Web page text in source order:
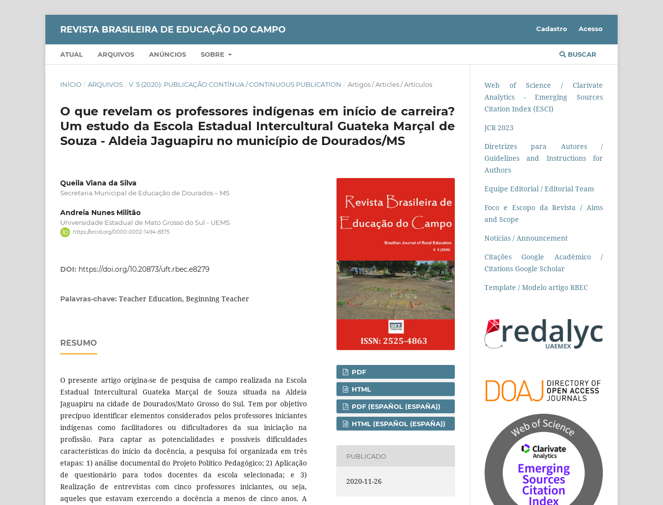
REVISTA BRASILEIRA DE EDUCAÇÃO DO CAMPO
ATUAL ARQUIVOS ANÚNCIOS SOBRE BUSCAR
Cadastro Acesso
INÍCIO / ARQUIVOS / V. 5 (2020): PUBLICAÇÃO CONTÍNUA / CONTINUOUS PUBLICATION / Artigos / Articles / Artículos
O que revelam os professores indígenas em início de carreira?
Um estudo da Escola Estadual Intercultural Guateka Marçal de
Souza - Aldeia Jaguapiru no município de Dourados/MS
Queila Viana da Silva
Secretaria Municipal de Educação de Dourados – MS
Andreia Nunes Militão
Universidade Estadual de Mato Grosso do Sul - UEMS
https://orcid.org/0000-0002-1494-8375
DOI: https://doi.org/10.20873/uft.rbec.e8279
Palavras-chave: Teacher Education, Beginning Teacher
RESUMO
O presente artigo origina-se de pesquisa de campo realizada na Escola
Estadual Intercultural Guateka Marçal de Souza situada na Aldeia
Jaguapiru na cidade de Dourados/Mato Grosso do Sul. Tem por objetivo
precípuo identificar elementos considerados pelos professores iniciantes
indígenas como facilitadores ou dificultadores da sua iniciação na
profissão. Para captar as potencialidades e possíveis dificuldades
características do início da docência, a pesquisa foi organizada em três
etapas: 1) análise documental do Projeto Político Pedagógico; 2) Aplicação
de questionário para todos docentes da escola selecionada; e 3)
Realização de entrevistas com cinco professores iniciantes, ou seja,
aqueles que estavam exercendo a docência a menos de cinco anos. A
PDF
HTML
PDF (ESPAÑOL (ESPAÑA))
HTML (ESPAÑOL (ESPAÑA))
PUBLICADO
2020-11-26
Web of Science / Clarivate
Analytics - Emerging Sources
Citation Index (ESCI)
JCR 2023
Diretrizes para Autores /
Guidelines and Instructions for
Authors
Equipe Editorial / Editorial Team
Foco e Escopo da Revista / Aims
and Scope
Notícias / Announcement
Citações Google Acadêmico /
Citations Google Scholar
Template / Modelo artigo RBEC